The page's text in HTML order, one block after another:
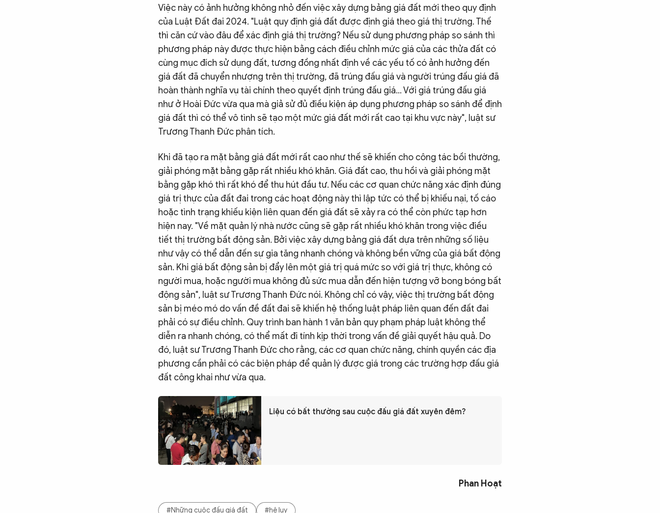
Việc này có ảnh hưởng không nhỏ đến việc xây dựng bảng giá đất mới theo quy định
của Luật Đất đai 2024. "Luật quy định giá đất được định giá theo giá thị trường. Thế
thì căn cứ vào đâu để xác định giá thị trường? Nếu sử dụng phương pháp so sánh thì
phương pháp này được thực hiện bằng cách điều chỉnh mức giá của các thửa đất có
cùng mục đích sử dụng đất, tương đồng nhất định về các yếu tố có ảnh hưởng đến
giá đất đã chuyển nhượng trên thị trường, đã trúng đấu giá và người trúng đấu giá đã
hoàn thành nghĩa vụ tài chính theo quyết định trúng đấu giá… Với giá trúng đấu giá
như ở Hoài Đức vừa qua mà giả sử đủ điều kiện áp dụng phương pháp so sánh để định
giá đất thì có thể vô tình sẽ tạo một mức giá đất mới rất cao tại khu vực này", luật sư
Trương Thanh Đức phân tích.
Khi đã tạo ra mặt bằng giá đất mới rất cao như thế sẽ khiến cho công tác bồi thường,
giải phóng mặt bằng gặp rất nhiều khó khăn. Giá đất cao, thu hồi và giải phóng mặt
bằng gặp khó thì rất khó để thu hút đầu tư. Nếu các cơ quan chức năng xác định đúng
giá trị thực của đất đai trong các hoạt động này thì lập tức có thể bị khiếu nại, tố cáo
hoặc tình trạng khiếu kiện liên quan đến giá đất sẽ xảy ra có thể còn phức tạp hơn
hiện nay. "Về mặt quản lý nhà nước cũng sẽ gặp rất nhiều khó khăn trong việc điều
tiết thị trường bất động sản. Bởi việc xây dựng bảng giá đất dựa trên những số liệu
như vậy có thể dẫn đến sự gia tăng nhanh chóng và không bền vững của giá bất động
sản. Khi giá bất động sản bị đẩy lên một giá trị quá mức so với giá trị thực, không có
người mua, hoặc người mua không đủ sức mua dẫn đến hiện tượng vỡ bong bóng bất
động sản", luật sư Trương Thanh Đức nói. Không chỉ có vậy, việc thị trường bất động
sản bị méo mó do vấn đề đất đai sẽ khiến hệ thống luật pháp liên quan đến đất đai
phải có sự điều chỉnh. Quy trình ban hành 1 văn bản quy phạm pháp luật không thể
diễn ra nhanh chóng, có thể mất đi tính kịp thời trong vấn đề giải quyết hậu quả. Do
đó, luật sư Trương Thanh Đức cho rằng, các cơ quan chức năng, chính quyền các địa
phương cần phải có các biện pháp để quản lý được giá trong các trường hợp đấu giá
đất công khai như vừa qua.
Liệu có bất thường sau cuộc đấu giá đất xuyên đêm?
Phan Hoạt
#Những cuộc đấu giá đất #hệ lụy